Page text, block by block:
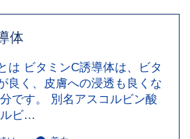
体
は ビタミンC誘導体は、ビタ
良く、皮膚への浸透も良くな
です。 別名アスコルビン酸
ルビ…